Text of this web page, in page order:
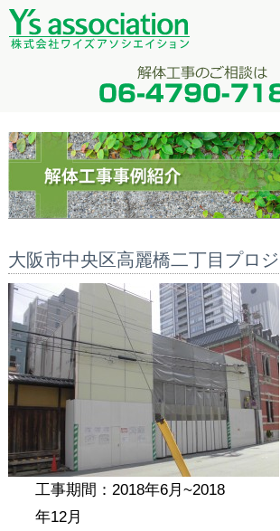
大阪市中央区高麗橋二丁目プロジ
工事期間：2018年6月~2018
年12月